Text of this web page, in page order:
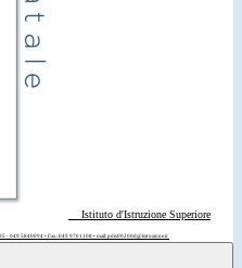
Istituto d'Istruzione Superiore
- 049 5840094 • Fax: 049 9701108 • mail: pdis00200d@istruzione.it